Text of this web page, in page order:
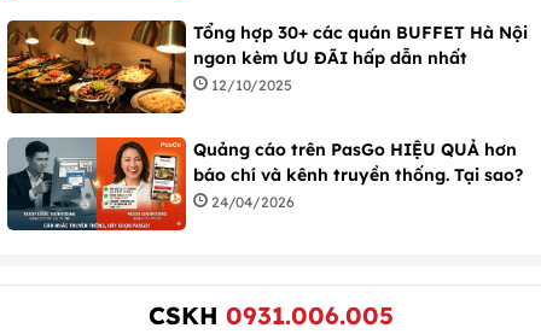
Tổng hợp 30+ các quán BUFFET Hà Nội
ngon kèm ƯU ĐÃI hấp dẫn nhất
12/10/2025
Quảng cáo trên PasGo HIỆU QUẢ hơn
báo chí và kênh truyền thống. Tại sao?
24/04/2026
CSKH 0931.006.005